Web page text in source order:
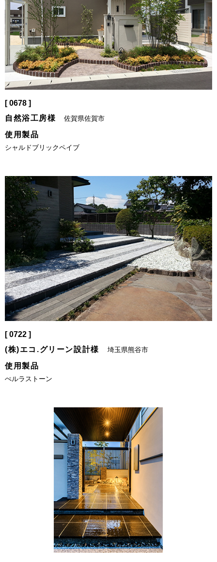
[ 0678 ]
自然浴工房様
佐賀県佐賀市
使用製品
シャルドブリックペイブ
[ 0722 ]
(株)エコ.グリーン設計様
埼玉県熊谷市
使用製品
ぺルラストーン